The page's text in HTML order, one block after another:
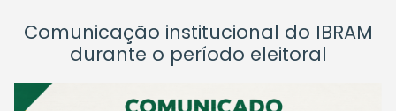
Comunicação institucional do IBRAM
durante o período eleitoral